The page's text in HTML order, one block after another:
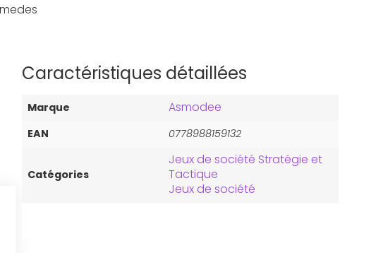
Caractéristiques détaillées
Marque Asmodee
EAN 0778988159132
Catégories
Jeux de société Stratégie et
Tactique
Jeux de société